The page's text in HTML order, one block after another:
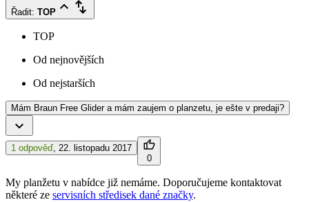
Řadit: TOP
TOP
Od nejnovějších
Od nejstarších
Mám Braun Free Glider a mám zaujem o planzetu, je ešte v predaji?
1 odpověď, 22. listopadu 2017
0
My planžetu v nabídce již nemáme. Doporučujeme kontaktovat
některé ze servisních středisek dané značky.